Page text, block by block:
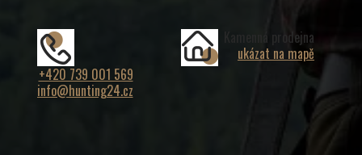
+420 739 001 569
info@hunting24.cz
Kamenná prodejna
ukázat na mapě